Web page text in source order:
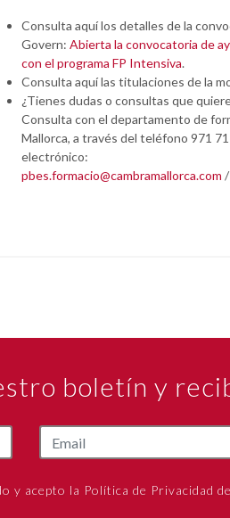
Consulta aquí los detalles de la
Govern: Abierta la convocatoria de
con el programa FP Intensiva.
Consulta aquí las titulaciones de la
¿Tienes dudas o consultas que
Consulta con el departamento de
Mallorca, a través del teléfono 971
electrónico:
pbes.formacio@cambramallorca.com /
boletín y
y acepto la Política de Privacidad